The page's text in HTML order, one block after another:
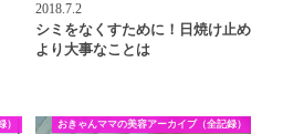
2018.7.2
シミをなくすために！日焼け止め
より大事なことは
） おきゃんママの美容アーカイブ（全記録）